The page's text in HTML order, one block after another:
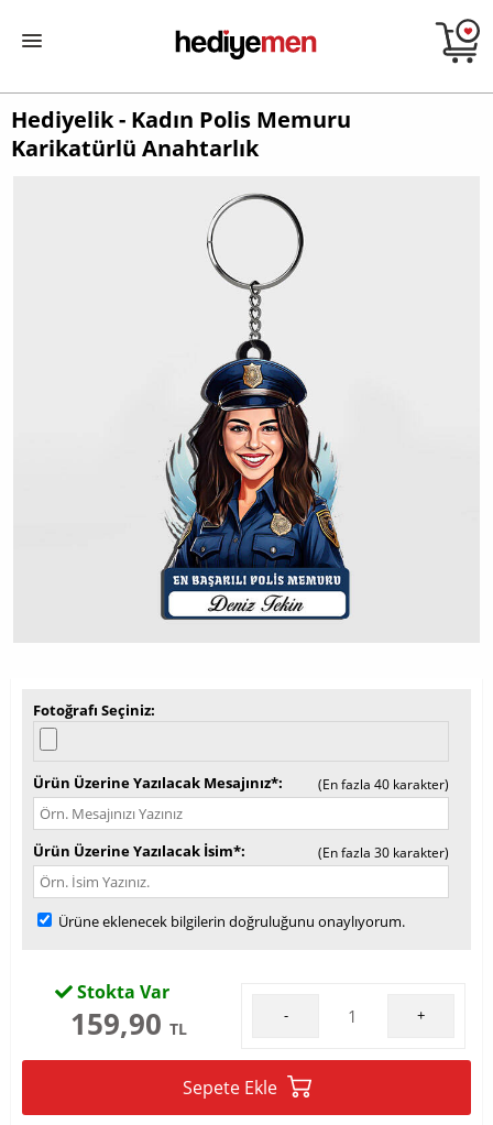
Hediyelik - Kadın Polis Memuru
Karikatürlü Anahtarlık
Fotoğrafı Seçiniz
Ürün Üzerine Yazılacak Mesajınız* (En fazla 40 karakter)
Ürün Üzerine Yazılacak İsim* (En fazla 30 karakter)
Ürüne eklenecek bilgilerin doğruluğunu onaylıyorum.
Stokta Var
159,90 TL
- +
Sepete Ekle